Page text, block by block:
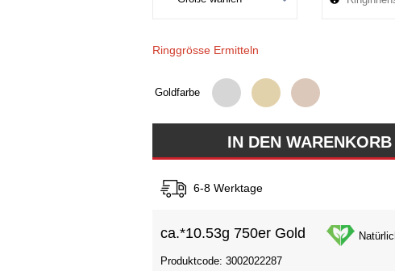
Ringgrösse Ermitteln
Goldfarbe
6-8 Werktage
ca.*10.53g 750er Gold
Produktcode: 3002022287